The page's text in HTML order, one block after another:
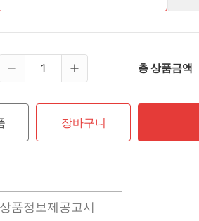
총 상품금액
장바구니
상품정보제공고시